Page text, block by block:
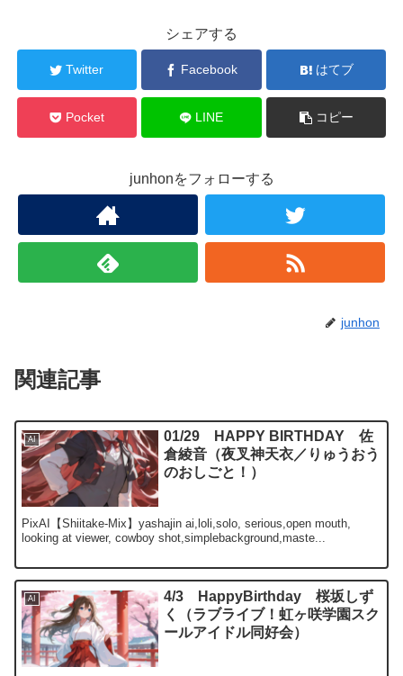
シェアする
Twitter Facebook はてブ
Pocket LINE コピー
junhonをフォローする
junhon
関連記事
AI
01/29 HAPPY BIRTHDAY 佐
倉綾音（夜叉神天衣／りゅうおう
のおしごと！）
PixAI【Shiitake-Mix】yashajin ai,loli,solo, serious,open mouth,
looking at viewer, cowboy shot,simplebackground,maste...
AI
4/3 HappyBirthday 桜坂しず
く（ラブライブ！虹ヶ咲学園スク
ールアイドル同好会）